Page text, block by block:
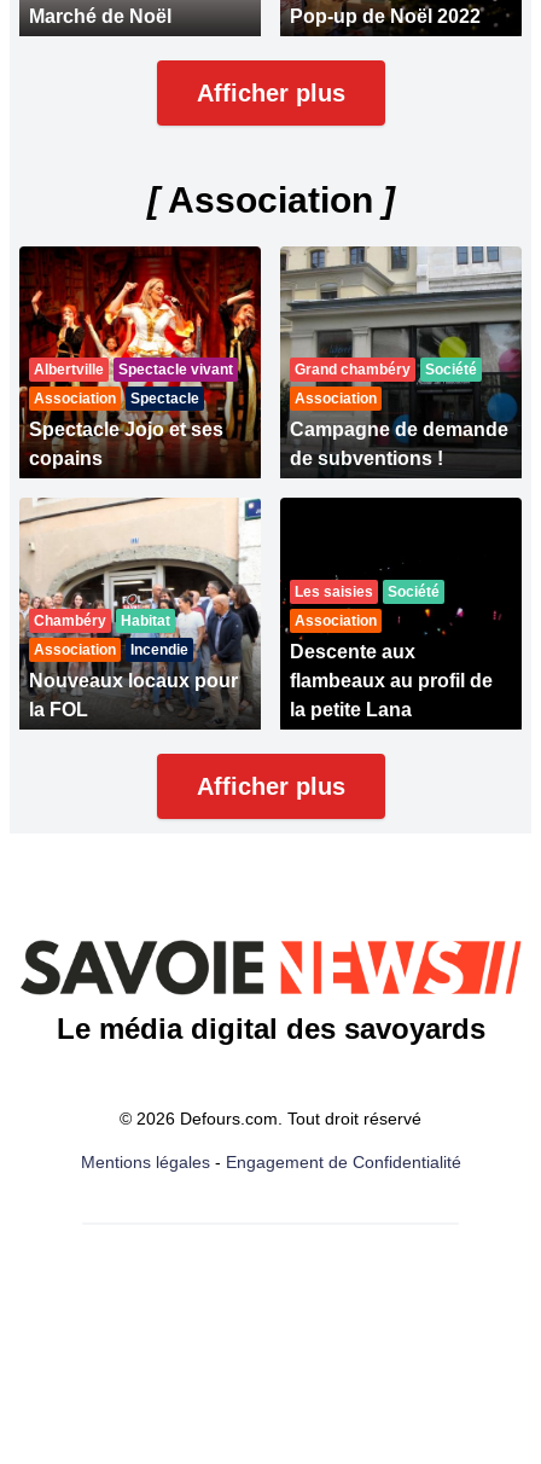
Marché de Noël
Pop-up de Noël 2022
Afficher plus
[Association ]
Albertville
Spectacle vivant
Association
Spectacle
Spectacle Jojo et ses
copains
Grand chambéry
Société
Association
Campagne de demande
de subventions !
Chambéry
Habitat
Association
Incendie
Nouveaux locaux pour
la FOL
Les saisies
Société
Association
Descente aux
flambeaux au profil de
la petite Lana
Afficher plus
Le média digital des savoyards
© 2026 Defours.com. Tout droit réservé
Mentions légales- Engagement de Confidentialité